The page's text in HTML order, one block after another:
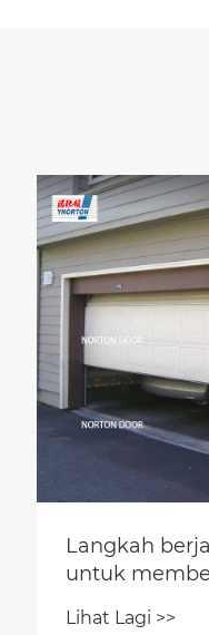
Langkah
untuk
Lihat Lagi >>